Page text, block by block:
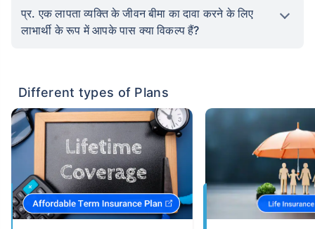
प्र. एक लापता व्यक्ति के जीवन बीमा का दावा करने के लिए
लाभार्थी के रूप में आपके पास क्या विकल्प हैं?
Different types of Plans